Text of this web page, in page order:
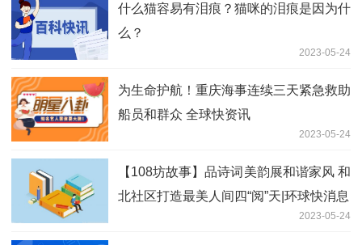
什么猫容易有泪痕？猫咪的泪痕是因为什
么？
2023-05-24
为生命护航！重庆海事连续三天紧急救助
船员和群众 全球快资讯
2023-05-24
【108坊故事】品诗词美韵展和谐家风 和
北社区打造最美人间四“阅”天|环球快消息
2023-05-24